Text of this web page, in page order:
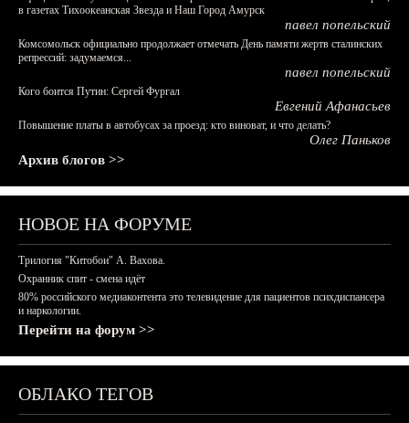
в газетах Тихоокеанская Звезда и Наш Город Амурск
павел попельский
Комсомольск официально продолжает отмечать День памяти жертв сталинских
репрессий: задумаемся...
павел попельский
Кого боится Путин: Сергей Фургал
Евгений Афанасьев
Повышение платы в автобусах за проезд: кто виноват, и что делать?
Олег Паньков
Архив блогов >>
НОВОЕ НА ФОРУМЕ
Трилогия "Китобои" А. Вахова.
Охранник спит - смена идёт
80% российского медиаконтента это телевидение для пациентов психдиспансера
и наркологии.
Перейти на форум >>
ОБЛАКО ТЕГОВ